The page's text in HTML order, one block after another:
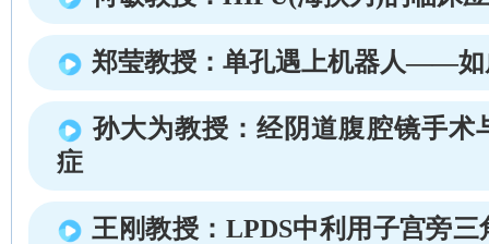
郑莹教授：单孔遇上机器人——如
孙大为教授：经阴道腹腔镜手术
症
王刚教授：LPDS中利用子宫旁